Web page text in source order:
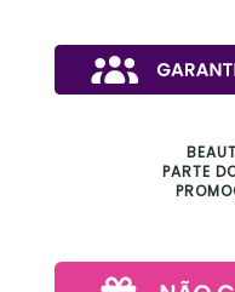
PARTE